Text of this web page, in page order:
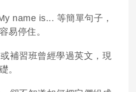
name is... 等簡單句子，
易停住。
補習班曾經學過英文，現
。